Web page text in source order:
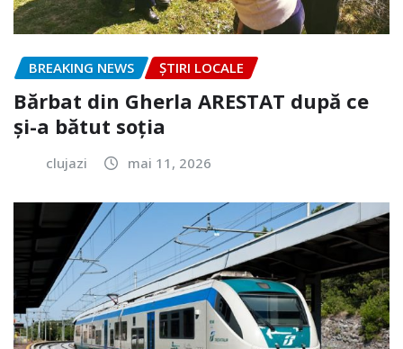
BREAKING NEWS ȘTIRI LOCALE
Bărbat din Gherla ARESTAT după ce
și-a bătut soția
clujazi mai 11, 2026